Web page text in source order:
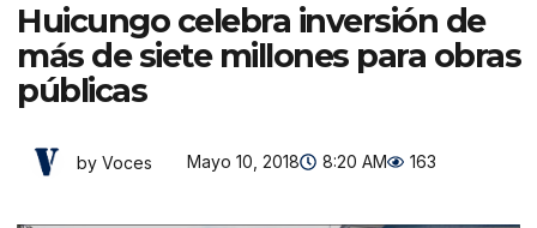
Huicungo celebra inversión de
más de siete millones para obras
públicas
by Voces Mayo 10, 2018 8:20 AM 163